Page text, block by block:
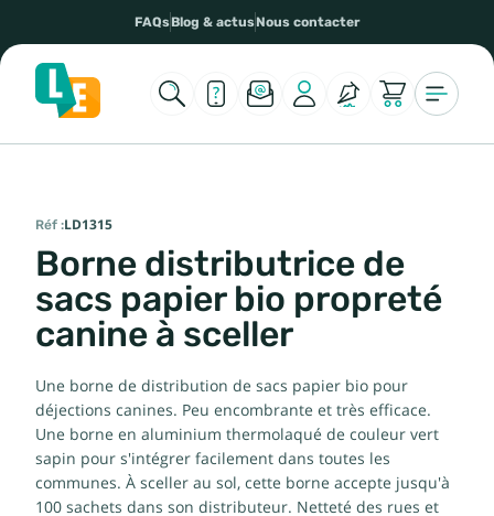
FAQsBlog & actusNous contacter
Réf :LD1315
Borne distributrice de
sacs papier bio propreté
canine à sceller
Une borne de distribution de sacs papier bio pour
déjections canines. Peu encombrante et très efficace.
Une borne en aluminium thermolaqué de couleur vert
sapin pour s'intégrer facilement dans toutes les
communes. À sceller au sol, cette borne accepte jusqu'à
100 sachets dans son distributeur. Netteté des rues et